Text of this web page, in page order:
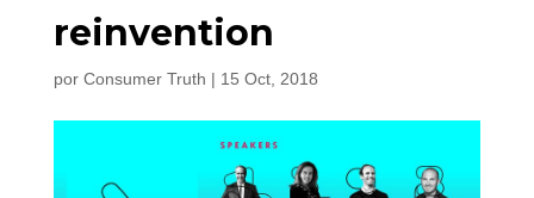
reinvention
por Consumer Truth | 15 Oct, 2018